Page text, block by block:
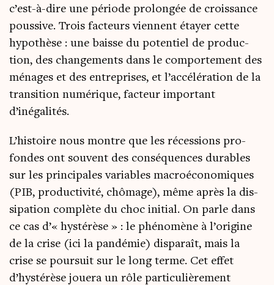
c’est-à-dire une période pro­lon­gée de crois­sance
pous­sive. Trois fac­teurs viennent étayer cette
hypo­thèse : une baisse du poten­tiel de pro­duc­
tion, des chan­ge­ments dans le com­por­te­ment des
ménages et des entre­prises, et l’accélération de la
tran­si­tion numé­rique, fac­teur impor­tant
d’inégalités.
L’histoire nous montre que les réces­sions pro­
fondes ont sou­vent des consé­quences durables
sur les prin­ci­pales variables macroé­co­no­miques
(PIB, pro­duc­ti­vi­té, chô­mage), même après la dis­
si­pa­tion com­plète du choc ini­tial. On parle dans
ce cas d’« hys­té­rèse » : le phé­no­mène à l’origine
de la crise (ici la pan­dé­mie) dis­pa­raît, mais la
crise se pour­suit sur le long terme. Cet effet
d’hystérèse joue­ra un rôle par­ti­cu­liè­re­ment